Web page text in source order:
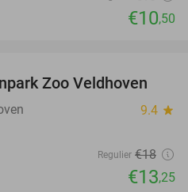
€10,50
26%
Zoo Veldhoven
9.4 star
Regulier €18
€13,25